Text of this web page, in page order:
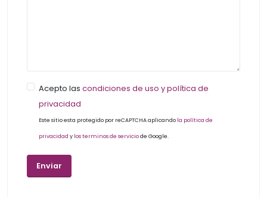
Acepto las condiciones de uso y política de
privacidad
Este sitio esta protegido por reCAPTCHA aplicando la política de
privacidad y los terminos de serviciode Google.